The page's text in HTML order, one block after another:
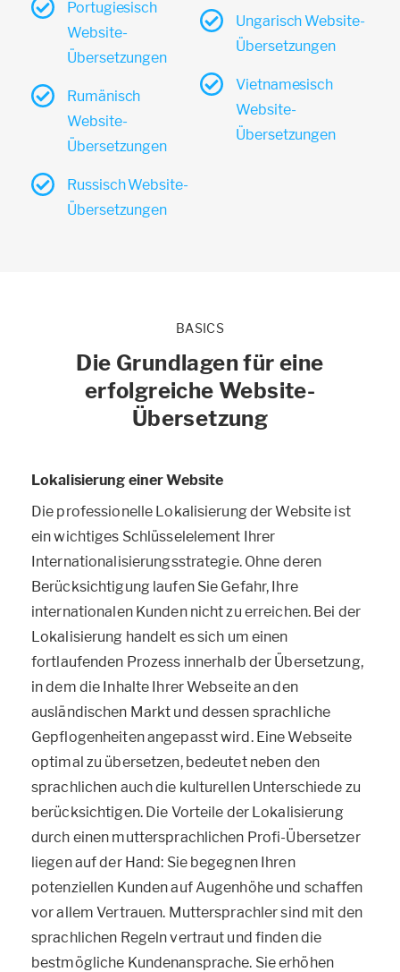
Portugiesisch
Website-
Übersetzungen
Rumänisch
Website-
Übersetzungen
Russisch Website-
Übersetzungen
Ungarisch Website-
Übersetzungen
Vietnamesisch
Website-
Übersetzungen
BASICS
Die Grundlagen für eine
erfolgreiche Website-
Übersetzung
Lokalisierung einer Website
Die professionelle Lokalisierung der Website ist
ein wichtiges Schlüsselelement Ihrer
Internationalisierungsstrategie. Ohne deren
Berücksichtigung laufen Sie Gefahr, Ihre
internationalen Kunden nicht zu erreichen. Bei der
Lokalisierung handelt es sich um einen
fortlaufenden Prozess innerhalb der Übersetzung,
in dem die Inhalte Ihrer Webseite an den
ausländischen Markt und dessen sprachliche
Gepflogenheiten angepasst wird. Eine Webseite
optimal zu übersetzen, bedeutet neben den
sprachlichen auch die kulturellen Unterschiede zu
berücksichtigen. Die Vorteile der Lokalisierung
durch einen muttersprachlichen Profi-Übersetzer
liegen auf der Hand: Sie begegnen Ihren
potenziellen Kunden auf Augenhöhe und schaffen
vor allem Vertrauen. Muttersprachler sind mit den
sprachlichen Regeln vertraut und finden die
bestmögliche Kundenansprache. Sie erhöhen